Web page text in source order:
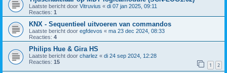
Laatste bericht door Vitruvius « di 07 jan 2025, 09:11
Reacties: 1
KNX - Sequentieel uitvoeren van commandos
Laatste bericht door egfdevos « ma 23 dec 2024, 08:33
Reacties: 4
Philips Hue & Gira HS
Laatste bericht door charlez « di 24 sep 2024, 12:28
Reacties: 15 1 2